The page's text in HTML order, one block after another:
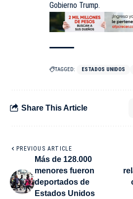
Gobierno Trump.
TAGGED: ESTADOS UNIDOS
Share This Article
PREVIOUS ARTICLE
Más de 128.000
menores fueron
deportados de
Estados Unidos